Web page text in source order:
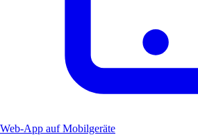
Web-App auf Mobilgeräte